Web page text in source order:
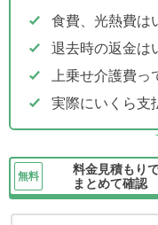
食費、光熱費は
退去時の返金は
上乗せ介護費っ
実際にいくら支
無料
料金見積もり
まとめて確認